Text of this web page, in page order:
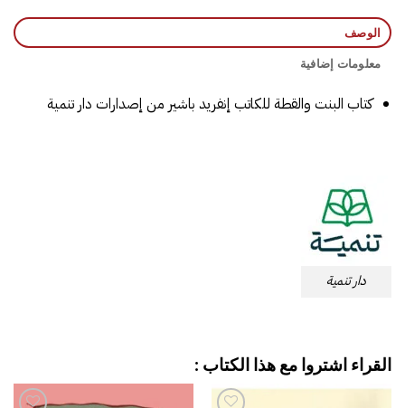
الوصف
معلومات إضافية
كتاب البنت والقطة للكاتب إنفريد باشير من إصدارات دار تنمية
دار تنمية
القراء اشتروا مع هذا الكتاب :